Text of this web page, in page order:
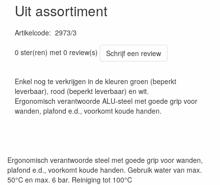
Uit assortiment
Artikelcode: 2973/3
0 ster(ren) met 0 review(s)
Schrijf een review
Enkel nog te verkrijgen in de kleuren groen (beperkt
leverbaar), rood (beperkt leverbaar) en wit.
Ergonomisch verantwoorde ALU-steel met goede grip voor
wanden, plafond e.d., voorkomt koude handen.
Ergonomisch verantwoorde steel met goede grip voor wanden,
plafond e.d., voorkomt koude handen. Gebruik water van max.
50°C en max. 6 bar. Reiniging tot 100°C